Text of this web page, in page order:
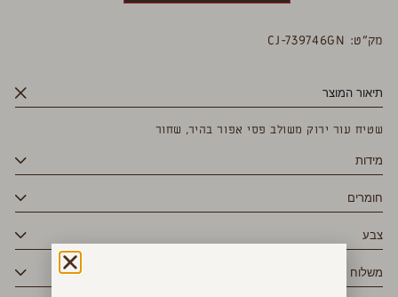
מק”ט: CJ-739746GN
תיאור המוצר
שטיח עור ירוק משולב פסי אפור בהיר, שחור
מידות
חומרים
צבע
משלוח